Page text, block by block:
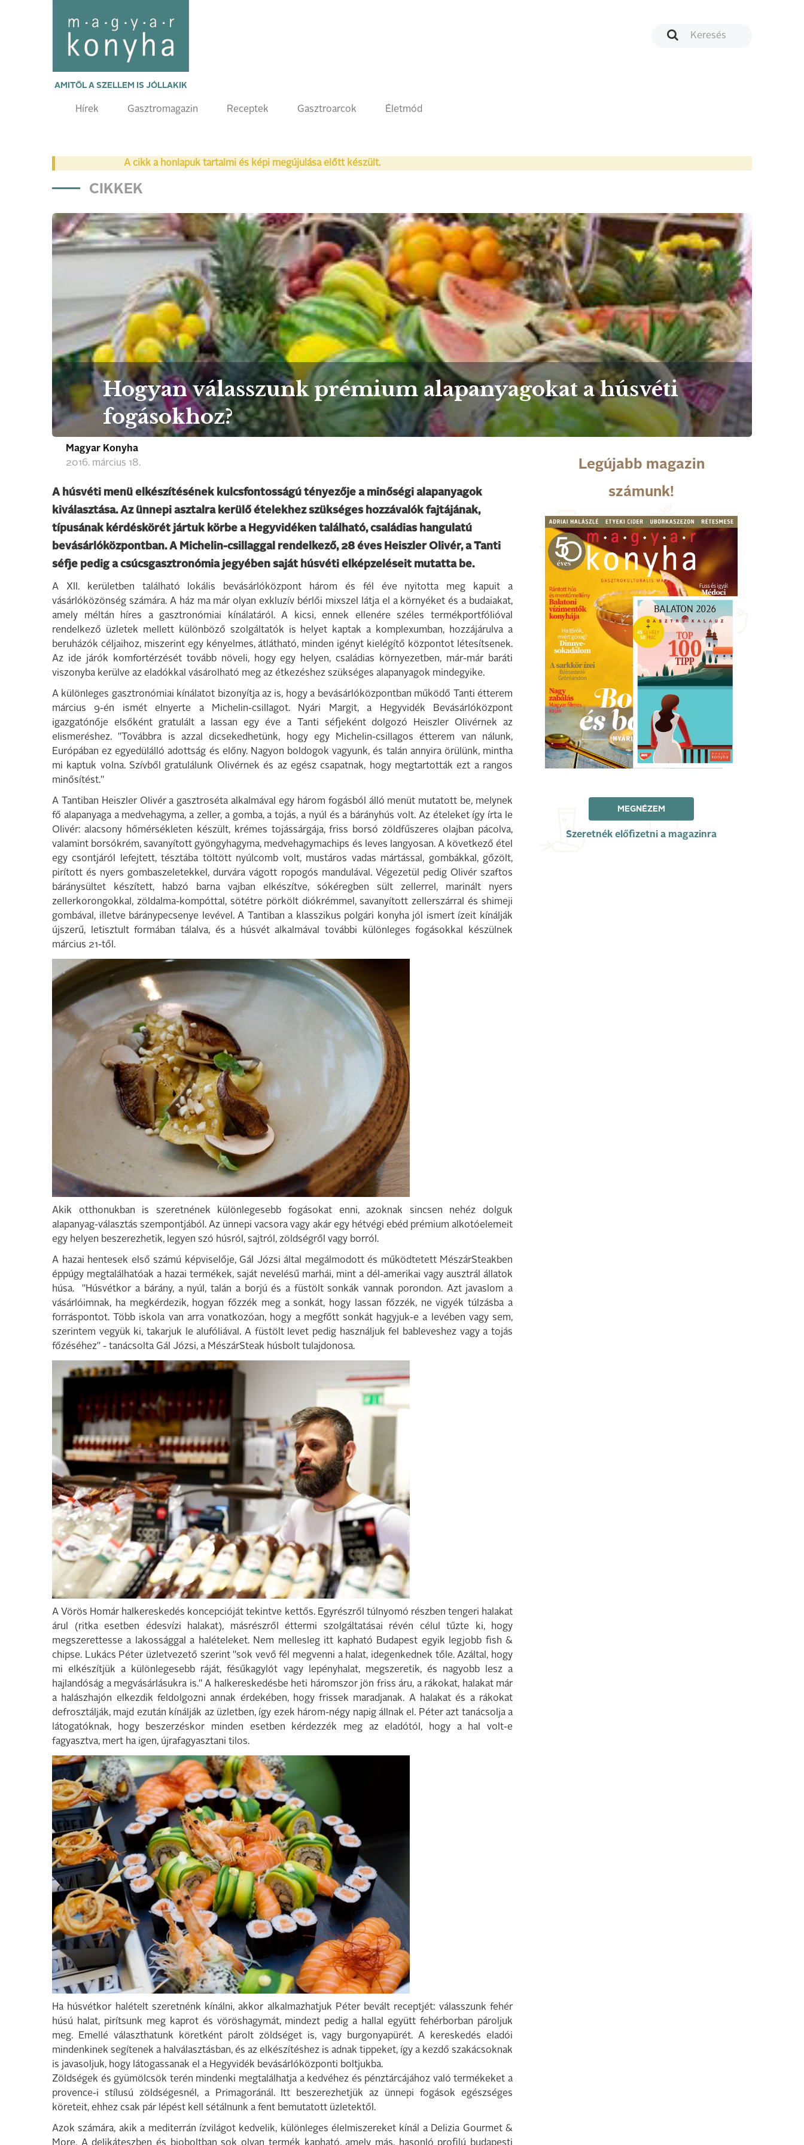
AMITŐL A SZELLEM IS JÓLLAKIK
Hírek Gasztromagazin Receptek Gasztroarcok Életmód
A cikk a honlapuk tartalmi és képi megújulása előtt készült.
CIKKEK
Hogyan válasszunk prémium alapanyagokat a húsvéti
fogásokhoz?
Magyar Konyha
2016. március 18.
A húsvéti menü elkészítésének kulcsfontosságú tényezője a minőségi alapanyagok
kiválasztása. Az ünnepi asztalra kerülő ételekhez szükséges hozzávalók fajtájának,
típusának kérdéskörét jártuk körbe a Hegyvidéken található, családias hangulatú
bevásárlóközpontban. A Michelin-csillaggal rendelkező, 28 éves Heiszler Olivér, a Tanti
séfje pedig a csúcsgasztronómia jegyében saját húsvéti elképzeléseit mutatta be.
A XII. kerületben található lokális bevásárlóközpont három és fél éve nyitotta meg kapuit a
vásárlóközönség számára. A ház ma már olyan exkluzív bérlői mixszel látja el a környéket és a budaiakat,
amely méltán híres a gasztronómiai kínálatáról. A kicsi, ennek ellenére széles termékportfólióval
rendelkező üzletek mellett különböző szolgáltatók is helyet kaptak a komplexumban, hozzájárulva a
beruházók céljaihoz, miszerint egy kényelmes, átlátható, minden igényt kielégítő központot létesítsenek.
Az ide járók komfortérzését tovább növeli, hogy egy helyen, családias környezetben, már-már baráti
viszonyba kerülve az eladókkal vásárolható meg az étkezéshez szükséges alapanyagok mindegyike.
A különleges gasztronómiai kínálatot bizonyítja az is, hogy a bevásárlóközpontban működő Tanti étterem
március 9-én ismét elnyerte a Michelin-csillagot. Nyári Margit, a Hegyvidék Bevásárlóközpont
igazgatónője elsőként gratulált a lassan egy éve a Tanti séfjeként dolgozó Heiszler Olivérnek az
elismeréshez. "Továbbra is azzal dicsekedhetünk, hogy egy Michelin-csillagos étterem van nálunk,
Európában ez egyedülálló adottság és előny. Nagyon boldogok vagyunk, és talán annyira örülünk, mintha
mi kaptuk volna. Szívből gratulálunk Olivérnek és az egész csapatnak, hogy megtartották ezt a rangos
minősítést."
A Tantiban Heiszler Olivér a gasztroséta alkalmával egy három fogásból álló menüt mutatott be, melynek
fő alapanyaga a medvehagyma, a zeller, a gomba, a tojás, a nyúl és a bárányhús volt. Az ételeket így írta le
Olivér: alacsony hőmérsékleten készült, krémes tojássárgája, friss borsó zöldfűszeres olajban pácolva,
valamint borsókrém, savanyított gyöngyhagyma, medvehagymachips és leves langyosan. A következő étel
egy csontjáról lefejtett, tésztába töltött nyúlcomb volt, mustáros vadas mártással, gombákkal, gőzölt,
pirított és nyers gombaszeletekkel, durvára vágott ropogós mandulával. Végezetül pedig Olivér szaftos
báránysültet készített, habzó barna vajban elkészítve, sókéregben sült zellerrel, marinált nyers
zellerkorongokkal, zöldalma-kompóttal, sötétre pörkölt diókrémmel, savanyított zellerszárral és shimeji
gombával, illetve báránypecsenye levével. A Tantiban a klasszikus polgári konyha jól ismert ízeit kínálják
újszerű, letisztult formában tálalva, és a húsvét alkalmával további különleges fogásokkal készülnek
március 21-től.
Akik otthonukban is szeretnének különlegesebb fogásokat enni, azoknak sincsen nehéz dolguk
alapanyag-választás szempontjából. Az ünnepi vacsora vagy akár egy hétvégi ebéd prémium alkotóelemeit
egy helyen beszerezhetik, legyen szó húsról, sajtról, zöldségről vagy borról.
A hazai hentesek első számú képviselője, Gál Józsi által megálmodott és működtetett MészárSteakben
éppúgy megtalálhatóak a hazai termékek, saját nevelésű marhái, mint a dél-amerikai vagy ausztrál állatok
húsa. "Húsvétkor a bárány, a nyúl, talán a borjú és a füstölt sonkák vannak porondon. Azt javaslom a
vásárlóimnak, ha megkérdezik, hogyan főzzék meg a sonkát, hogy lassan főzzék, ne vigyék túlzásba a
forráspontot. Több iskola van arra vonatkozóan, hogy a megfőtt sonkát hagyjuk-e a levében vagy sem,
szerintem vegyük ki, takarjuk le alufóliával. A füstölt levet pedig használjuk fel bableveshez vagy a tojás
főzéséhez" - tanácsolta Gál Józsi, a MészárSteak húsbolt tulajdonosa.
A Vörös Homár halkereskedés koncepcióját tekintve kettős. Egyrészről túlnyomó részben tengeri halakat
árul (ritka esetben édesvízi halakat), másrészről éttermi szolgáltatásai révén célul tűzte ki, hogy
megszerettesse a lakossággal a halételeket. Nem mellesleg itt kapható Budapest egyik legjobb fish &
chipse. Lukács Péter üzletvezető szerint "sok vevő fél megvenni a halat, idegenkednek tőle. Azáltal, hogy
mi elkészítjük a különlegesebb ráját, fésűkagylót vagy lepényhalat, megszeretik, és nagyobb lesz a
hajlandóság a megvásárlásukra is." A halkereskedésbe heti háromszor jön friss áru, a rákokat, halakat már
a halászhajón elkezdik feldolgozni annak érdekében, hogy frissek maradjanak. A halakat és a rákokat
defrosztálják, majd ezután kínálják az üzletben, így ezek három-négy napig állnak el. Péter azt tanácsolja a
látogatóknak, hogy beszerzéskor minden esetben kérdezzék meg az eladótól, hogy a hal volt-e
fagyasztva, mert ha igen, újrafagyasztani tilos.
Ha húsvétkor halételt szeretnénk kínálni, akkor alkalmazhatjuk Péter bevált receptjét: válasszunk fehér
húsú halat, pirítsunk meg kaprot és vöröshagymát, mindezt pedig a hallal együtt fehérborban pároljuk
meg. Emellé választhatunk köretként párolt zöldséget is, vagy burgonyapürét. A kereskedés eladói
mindenkinek segítenek a halválasztásban, és az elkészítéshez is adnak tippeket, így a kezdő szakácsoknak
is javasoljuk, hogy látogassanak el a Hegyvidék bevásárlóközponti boltjukba.
Zöldségek és gyümölcsök terén mindenki megtalálhatja a kedvéhez és pénztárcájához való termékeket a
provence-i stílusú zöldségesnél, a Primagoránál. Itt beszerezhetjük az ünnepi fogások egészséges
köreteit, ehhez csak pár lépést kell sétálnunk a fent bemutatott üzletektől.
Azok számára, akik a mediterrán ízvilágot kedvelik, különleges élelmiszereket kínál a Delizia Gourmet &
Legújabb magazin
számunk!
MEGNÉZEM
Szeretnék előfizetni a magazinra